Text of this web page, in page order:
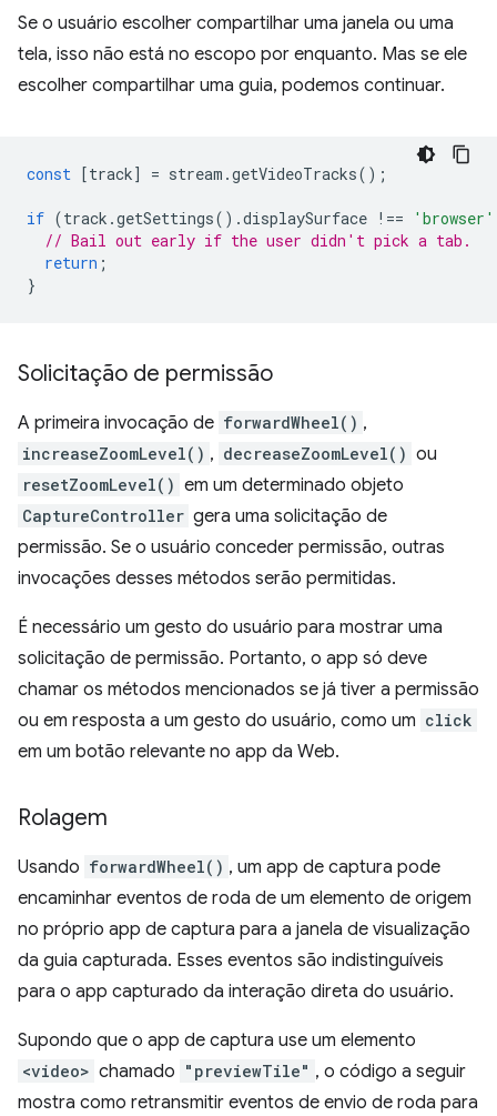
Se o usuário escolher compartilhar uma janela ou uma
tela, isso não está no escopo por enquanto. Mas se ele
escolher compartilhar uma guia, podemos continuar.
const [track] = stream .getVideoTracks();
if (track .getSettings().displaySurface !== 'browser'
// Bail out early if the user didn't pick a tab.
return ;
}
Solicitação de permissão
A primeira invocação de forwardWheel() ,
increaseZoomLevel() , decreaseZoomLevel() ou
resetZoomLevel() em um determinado objeto
CaptureController gera uma solicitação de
permissão. Se o usuário conceder permissão, outras
invocações desses métodos serão permitidas.
É necessário um gesto do usuário para mostrar uma
solicitação de permissão. Portanto, o app só deve
chamar os métodos mencionados se já tiver a permissão
ou em resposta a um gesto do usuário, como um click
em um botão relevante no app da Web.
Rolagem
Usando forwardWheel() , um app de captura pode
encaminhar eventos de roda de um elemento de origem
no próprio app de captura para a janela de visualização
da guia capturada. Esses eventos são indistinguíveis
para o app capturado da interação direta do usuário.
Supondo que o app de captura use um elemento
<video> chamado "previewTile" , o código a seguir
mostra como retransmitir eventos de envio de roda para